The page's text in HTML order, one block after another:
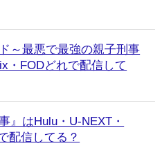
～最悪で最強の親子刑事
・FODどれで配信して
』はHulu・U-NEXT・
配信してる？